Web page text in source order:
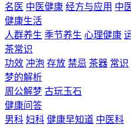
名医 中医健康 经方与应用 中
健康生活
人群养生 季节养生 心理健康
茶常识
功效 冲泡 存放 禁忌 茶器 常识
梦的解析
周公解梦 古玩玉石
健康问答
男科 妇科 健康早知道 中医科